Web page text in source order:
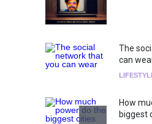
The
can
How
biggest